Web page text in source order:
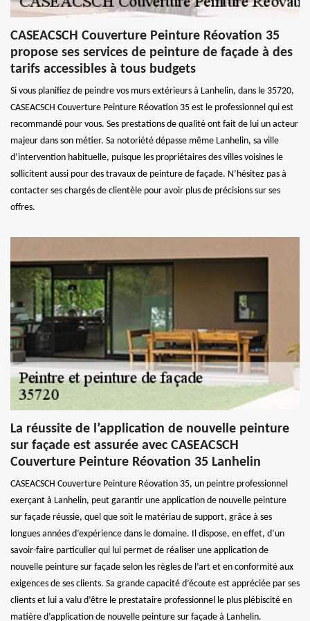
CASEACSCH Couverture Peinture Réovation 35
propose ses services de peinture de façade à des
tarifs accessibles à tous budgets
Si vous planifiez de peindre vos murs extérieurs à Lanhelin, dans le 35720,
CASEACSCH Couverture Peinture Réovation 35 est le professionnel qui est
recommandé pour vous. Ses prestations de qualité ont fait de lui un acteur
majeur dans son métier. Sa notoriété dépasse même Lanhelin, sa ville
d’intervention habituelle, puisque les propriétaires des villes voisines le
sollicitent aussi pour des travaux de peinture de façade. N’hésitez pas à
contacter ses chargés de clientèle pour avoir plus de précisions sur ses
offres.
La réussite de l’application de nouvelle peinture
sur façade est assurée avec CASEACSCH
Couverture Peinture Réovation 35 Lanhelin
CASEACSCH Couverture Peinture Réovation 35, un peintre professionnel
exerçant à Lanhelin, peut garantir une application de nouvelle peinture
sur façade réussie, quel que soit le matériau de support, grâce à ses
longues années d’expérience dans le domaine. Il dispose, en effet, d’un
savoir-faire particulier qui lui permet de réaliser une application de
nouvelle peinture sur façade selon les règles de l’art et en conformité aux
exigences de ses clients. Sa grande capacité d’écoute est appréciée par ses
clients et lui a valu d’être le prestataire professionnel le plus plébiscité en
matière d’application de nouvelle peinture sur façade à Lanhelin.